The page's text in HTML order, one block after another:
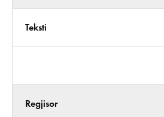
Teksti
Regjisor